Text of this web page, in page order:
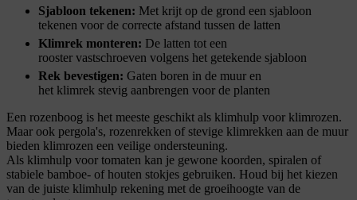
Sjabloon tekenen: Met krijt op de grond een sjabloon
tekenen voor de correcte afstand tussen de latten
Klimrek monteren: De latten tot een
rooster vastschroeven volgens het getekende sjabloon
Rek bevestigen: Gaten boren in de muur en
het klimrek stevig aanbrengen voor de planten
Een rozenboog is het meeste geschikt als klimhulp voor klimrozen.
Maar ook pergola's, rozenrekken of stevige klimrekken aan de muur
bieden klimrozen een veilige ondersteuning.
Als klimhulp voor tomaten kan je gewone koorden, spiralen of
stabiele bamboe- of houten stokjes gebruiken. Houd bij het kiezen
van de juiste klimhulp rekening met de groeihoogte van de